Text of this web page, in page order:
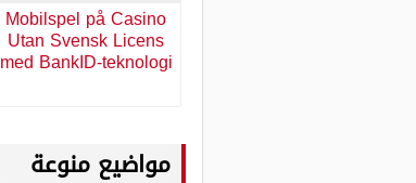
Mobilspel på Casino
Utan Svensk Licens
med BankID-teknologi
مواضيع منوعة